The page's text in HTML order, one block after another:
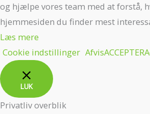
og hjælpe vores team med at forstå,
hjemmesiden du finder mest
Læs mere
Cookie indstillinger AfvisACCEPTER
LUK
Privatliv overblik